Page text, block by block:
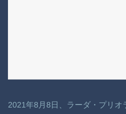
2021年8月8日、ラーダ・プリ